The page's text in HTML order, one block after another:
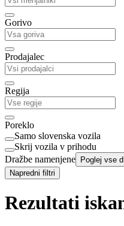
Gorivo
Prodajalec
Regija
Poreklo
Samo slovenska vozila
Skrij vozila v prihodu
Dražbe namenjene
Poglej vse
Napredni filtri
Rezultati